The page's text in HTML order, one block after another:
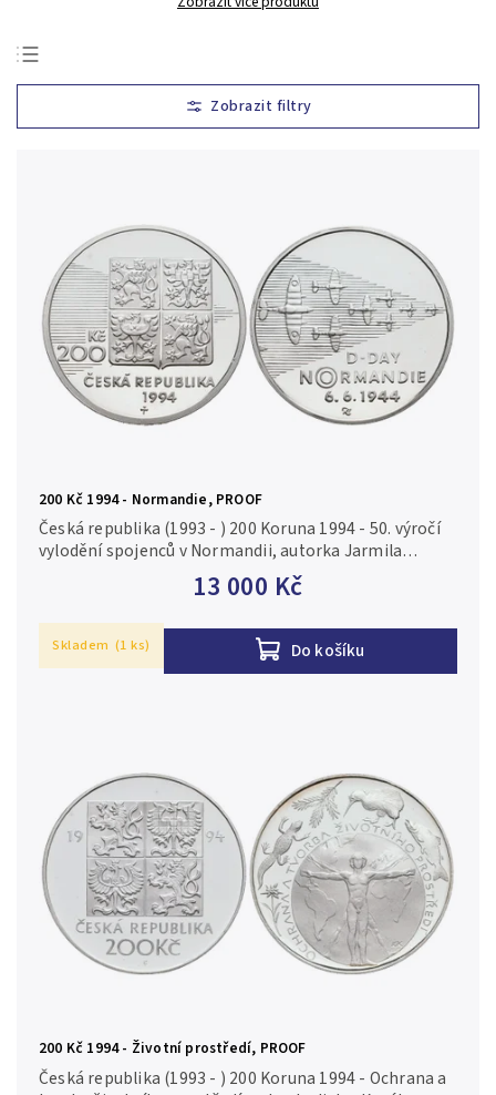
Nejlevnější
Nejdražší
Chronologicky
200 Kč 1994 - Normandie, PROOF
13 000 Kč
Do košíku
Česká republika (1993 - ) 200 Koruna 1994 - 50. výročí
vylodění spojenců v Normandii, autorka Jarmila
Truhlíková-Spěváková, Aurea C103, etue Royal Mint,
Skladem (1 ks)
200 Kč 1994 - Životní prostředí, PROOF
Česká republika (1993 - ) 200 Koruna 1994 - Ochrana a